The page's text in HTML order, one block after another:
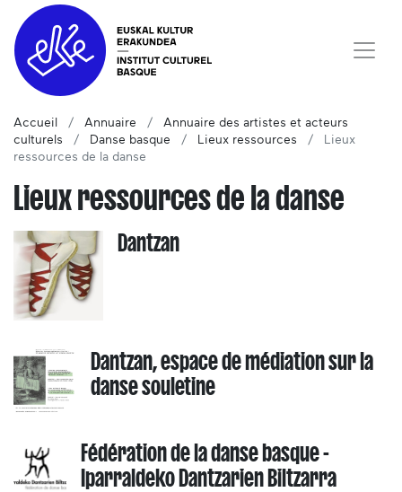
Accueil Annuaire
Annuaire des artistes et acteurs
culturels
Danse basque Lieux ressources
Lieux
ressources de la danse
Lieux ressources de la danse
Dantzan
Dantzan, espace de médiation sur la
danse souletine
Fédération de la danse basque -
Iparraldeko Dantzarien Biltzarra